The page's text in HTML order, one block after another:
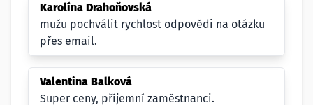
Karolína Drahoňovská
mužu pochválit rychlost odpovědi na otázku
přes email.
Valentina Balková
Super ceny, příjemní zaměstnanci.